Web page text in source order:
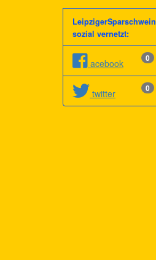
LeipzigerSparschwein
sozial vernetzt:
0
acebook
0
twitter